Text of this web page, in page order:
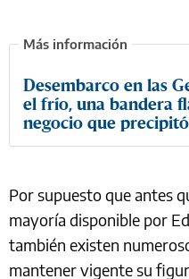
Desembarco en las
el frío, una bandera
negocio que
Por supuesto que antes
mayoría disponible por
también existen
mantener vigente su